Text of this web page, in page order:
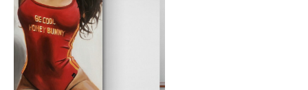
Москва - производство картин
на холсте ( Москва,
Полимерная дом 8 \ ПН-ПТ 9-
18 | СБ 10-16 \ Посещение — по
предварительной записи)
Связь с нами: